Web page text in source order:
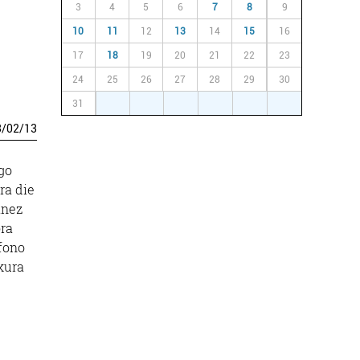
/02/13
die
3 4 5 6 7 8 9
10 11 12 13 14 15 16
17 18 19 20 21 22 23
24 25 26 27 28 29 30
31